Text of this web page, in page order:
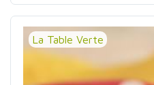
La Table Verte